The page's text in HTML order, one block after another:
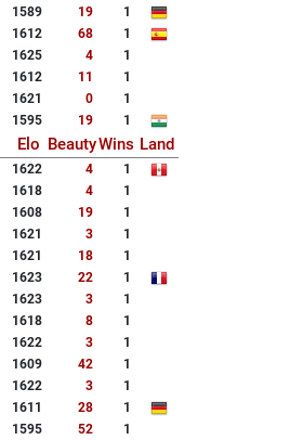
1589 19
1
1612 68
1
1625 4
1
1612 11
1
1621 0
1
1595 19 1
Elo BeautyWins Land
1622 4
1
1618 4
1
1608 19
1
1621 3
1
1621 18
1
1623 22
1
1623 3
1
1618 8
1
1622 3
1
1609 42
1
1622 3
1
1611 28
1
1595 52
1